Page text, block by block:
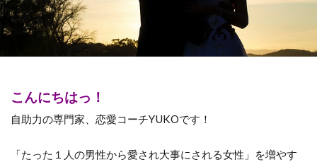
こんにちはっ！
自助力の専門家、恋愛コーチYUKOです！
「たった１人の男性から愛され大事にされる女性」を増やす